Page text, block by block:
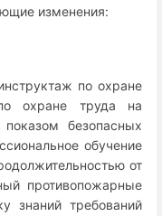
изменения:
по охране
охране труда на
безопасных
обучение
от
противопожарные
знаний требований